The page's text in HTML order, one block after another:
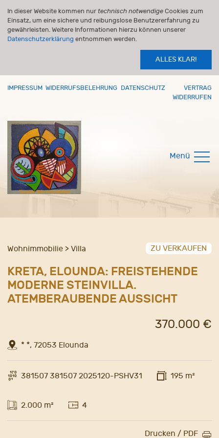
In dieser Website kommen nur technisch notwendige Cookies zum
Einsatz, um eine sichere und reibungslose Benutzererfahrung zu
gewährleisten. Weitere Informationen hierzu können unserer
Datenschutzerklärung entnommen werden.
ALLES KLAR!
IMPRESSUM WIDERRUFSBELEHRUNG DATENSCHUTZ
VERTRAG
WIDERRUFEN
Menü
Wohnimmobilie > Villa ZU VERKAUFEN
KRETA, ELOUNDA: FREISTEHENDE
MODERNE STEINVILLA.
ATEMBERAUBENDE AUSSICHT
* *, 72053 Elounda
370.000 €
381507 381507 2025120-PSHV31 195 m²
2.000 m² 4
Drucken / PDF